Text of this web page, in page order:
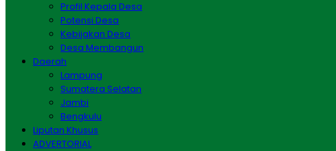
Profil Kepala Desa
Potensi Desa
Kebijakan Desa
Desa Membangun
Daerah
Lampung
Sumatera Selatan
Jambi
Bengkulu
Liputan Khusus
ADVERTORIAL